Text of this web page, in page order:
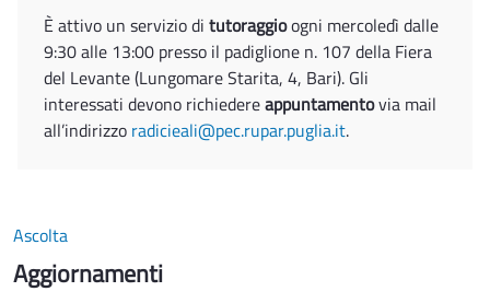
È attivo un servizio di tutoraggioogni mercoledì dalle
9:30 alle 13:00 presso il padiglione n. 107 della Fiera
del Levante (Lungomare Starita, 4, Bari). Gli
interessati devono richiedereappuntamentovia mail
all’indirizzo radicieali@pec.rupar.puglia.it.
Ascolta
Aggiornamenti